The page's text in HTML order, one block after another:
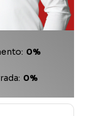
0%
0%